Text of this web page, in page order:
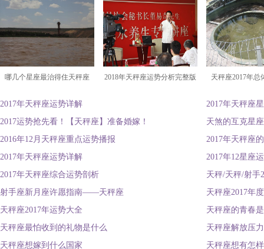
哪几个星座最治得住天秤座 2018年天秤座运势分析完整版 天秤座2017年总
2017年天秤座运势详解
2017年天秤座
2017运势抢先看！【天秤座】准备婚嫁！
天煞的互克星
2016年12月天秤座重点运势播报
2017年天秤座
2017年天秤座运势详解
2017年12星座
2017年天秤座综合运势剖析
天秤/天秤/射手
射手座新月座许愿指南——天秤座
天秤座2017年
天秤座2017年运势大全
天秤座的青春
天秤座最怕收到的礼物是什么
天秤座解放压
天秤座想嫁到什么国家
天秤座想有怎